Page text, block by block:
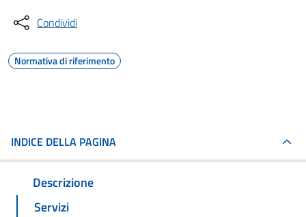
Condividi
Normativa di riferimento
INDICE DELLA PAGINA
Descrizione
Servizi